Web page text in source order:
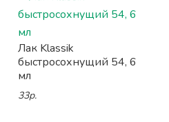
Лак Klassik
быстросохнущий 54, 6
мл
33р.